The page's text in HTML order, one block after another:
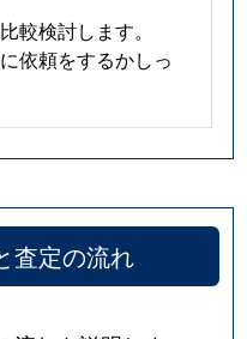
較検討します。
依頼をするかしっ
査定の流れ